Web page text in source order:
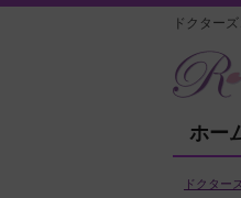
ドクター
ホー
ドクター